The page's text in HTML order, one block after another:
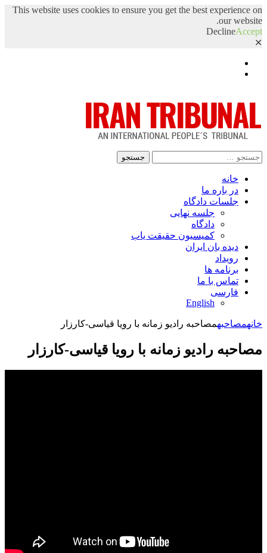
This website uses cookies to ensure you get the best experience on
our website.
DeclineAccept
✕
جستجو
خانه
در باره ما
جلسات دادگاه
جلسه نهایی
دادگاه
کمیسیون حقیقت یاب
دیده بان ایران
رویداد
برنامه ها
تماس با ما
فارسی
English
خانهمصاحبهمصاحبه رادیو زمانه با رویا قیاسی-کارزار
مصاحبه رادیو زمانه با رویا قیاسی-کارزار